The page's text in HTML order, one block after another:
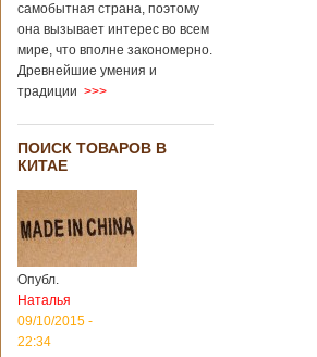
самобытная страна, поэтому
она вызывает интерес во всем
мире, что вполне закономерно.
Древнейшие умения и
традиции >>>
ПОИСК ТОВАРОВ В
КИТАЕ
Опубл.
Наталья
09/10/2015 -
22:34